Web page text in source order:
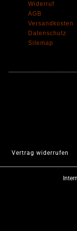
Widerruf
AGB
Versandkosten
Datenschutz
Sitemap
Vertrag widerrufen